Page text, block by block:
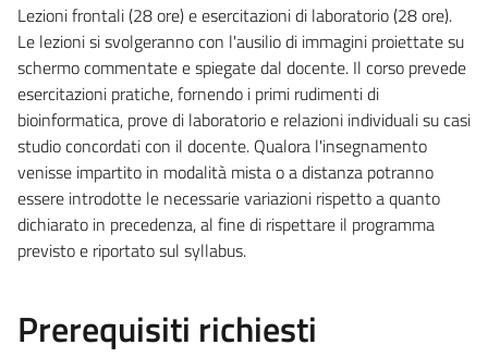
Lezioni frontali (28 ore) e esercitazioni di laboratorio (28 ore).
Le lezioni si svolgeranno con l'ausilio di immagini proiettate su
schermo commentate e spiegate dal docente. Il corso prevede
esercitazioni pratiche, fornendo i primi rudimenti di
bioinformatica, prove di laboratorio e relazioni individuali su casi
studio concordati con il docente. Qualora l'insegnamento
venisse impartito in modalità mista o a distanza potranno
essere introdotte le necessarie variazioni rispetto a quanto
dichiarato in precedenza, al fine di rispettare il programma
previsto e riportato sul syllabus.
Prerequisiti richiesti